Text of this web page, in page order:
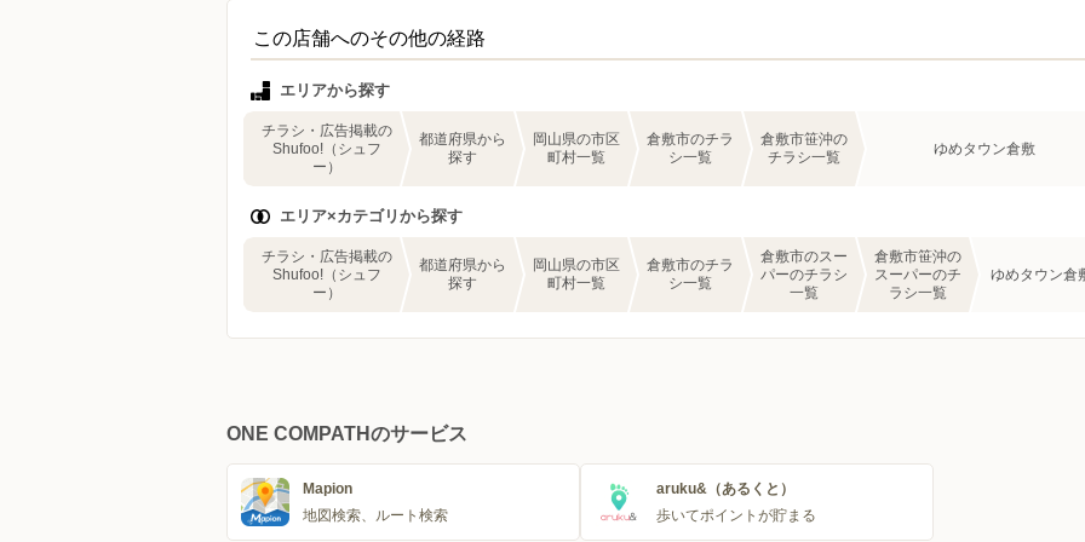
この店舗へのその他の経路
エリアから探す
チラシ・広告掲載の
Shufoo!（シュフ
ー）
都道府県から
探す
岡山県の市区
町村一覧
倉敷市のチラ
シ一覧
倉敷市笹沖の
チラシ一覧
ゆめタウン倉敷
エリア×カテゴリから探す
チラシ・広告掲載の
Shufoo!（シュフ
ー）
都道府県から
探す
岡山県の市区
町村一覧
倉敷市のチラ
シ一覧
倉敷市のスー
パーのチラシ
一覧
倉敷市笹沖の
スーパーのチ
ラシ一覧
ゆめタウン倉
ONE COMPATHのサービス
Mapion
地図検索、ルート検索
aruku&（あるくと）
歩いてポイントが貯まる